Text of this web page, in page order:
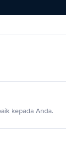
kepada Anda.